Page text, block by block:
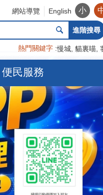
網站導覽 English 小
進階搜尋
熱門關鍵字 慢城 貓裏喵
便民服務